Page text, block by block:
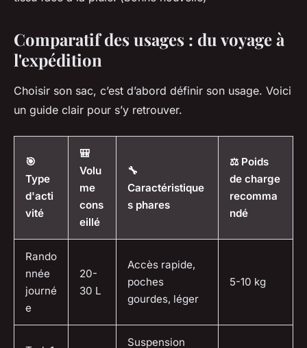
Comparatif des usages : du voyage à
l'expédition
Choisir son sac, c’est d’abord définir son usage. Voici
un guide clair pour s’y retrouver.
🎯
Type
d'acti
vité
🎒
Volu
me
cons
eillé
🔧
Caractéristique
s phares
⚖️ Poids
de charge
recomma
ndé
Rando
nnée
journé
e
20-
30 L
Accès rapide,
poches
gourdes, léger
5-10 kg
Suspension